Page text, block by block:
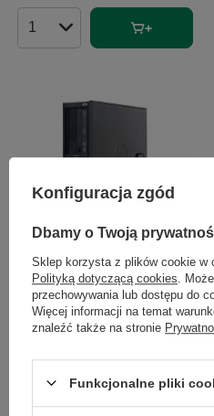
Ilość produktów
HP Z210 Xeon E3-1225 4GB RAM
213,00 zł / szt.
Najniższa cena produktu w
okresie 30 dni przed
wprowadzeniem obniżki:
Konfiguracja zgód
Dbamy o Twoją
Sklep korzysta z plików cookie w
Polityką dotyczącą cookies .
przechowywania lub dostępu do
Więcej informacji na temat
znaleźć także na stronie
Funkcjonalne pliki